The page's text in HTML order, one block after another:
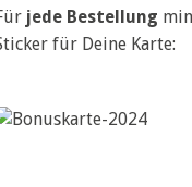
jede Bestellung
für Deine Karte: